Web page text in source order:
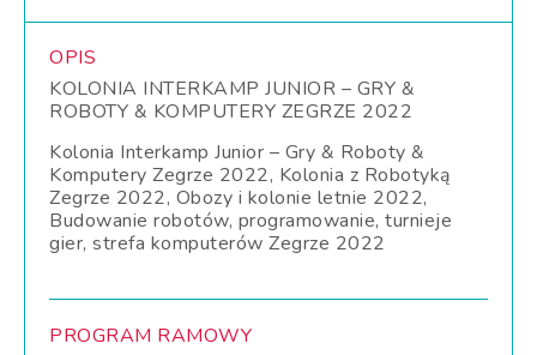
OPIS
KOLONIA INTERKAMP JUNIOR – GRY &
ROBOTY & KOMPUTERY ZEGRZE 2022
Kolonia Interkamp Junior – Gry & Roboty &
Komputery Zegrze 2022, Kolonia z Robotyką
Zegrze 2022, Obozy i kolonie letnie 2022,
Budowanie robotów, programowanie, turnieje
gier, strefa komputerów Zegrze 2022
PROGRAM RAMOWY